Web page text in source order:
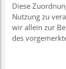
Diese
Nutzung zu
wir allein zur
des